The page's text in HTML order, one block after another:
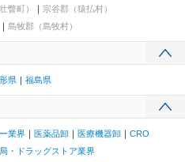
瞥町）
宗谷郡（猿払村）
島牧郡（島牧村）
県 福島県
業界 医薬品卸 医療機器卸
CRO
・ドラッグストア業界